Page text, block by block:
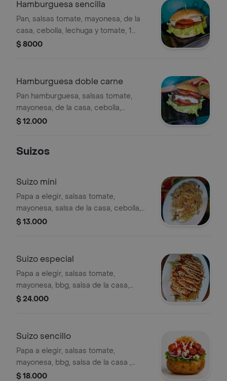
Hamburguesa sencilla
Pan, salsas tomate, mayonesa, de la
casa, cebolla, lechuga y tomate, 1
carne de hamburguesa 110gr, queso
$ 8000
Hamburguesa doble carne
Pan hamburguesa, salsas tomate,
mayonesa, de la casa, cebolla,
lechuga y tomate, 2 carne de
$ 12.000
Suizos
Suizo mini
Papa a elegir, salsas tomate,
mayonesa, salsa de la casa, cebolla,
lechuga, salchicha suiza, queso
$ 13.000
Suizo especial
Papa a elegir, salsas tomate,
mayonesa, bbg, salsa de la casa,
cebolla, lechuga, salchicha suiza,
ripio.
$ 24.000
Suizo sencillo
Papa a elegir, salsas tomate,
mayonesa, bbg, salsa de la casa ,
cebolla, lechuga, salchicha suiza y
$ 18.000